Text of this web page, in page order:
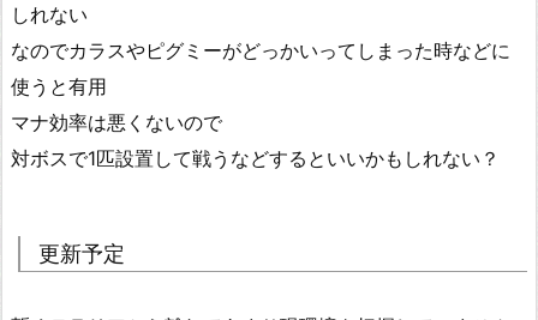
しれない
なのでカラスやピグミーがどっかいってしまった時などに
使うと有用
マナ効率は悪くないので
対ボスで1匹設置して戦うなどするといいかもしれない？
更新予定